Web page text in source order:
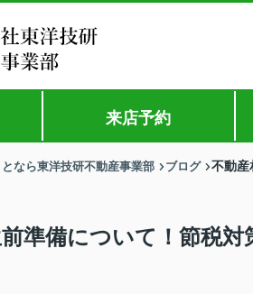
来店予約
なら東洋技研不動産事業部 ブログ 不動産
準備について！節税